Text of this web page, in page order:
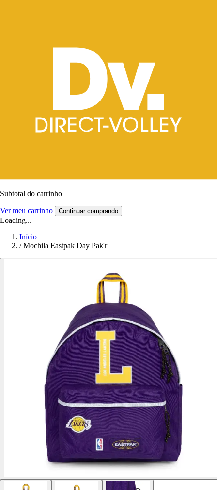
Subtotal do carrinho
Ver meu carrinho Continuar comprando
Loading...
Início
/ Mochila Eastpak Day Pak'r